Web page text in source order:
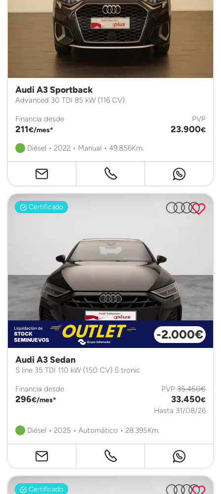
Audi A3 Sportback
Advanced 30 TDI 85 kW (116 CV)
Financia desde
211€/mes*
PVP
23.900€
Diésel • 2022 • Manual • 49.856Km.
Certificado
-2.000€
Audi A3 Sedan
S line 35 TDI 110 kW (150 CV) S tronic
Financia desde
296€/mes*
PVP 35.450€
33.450€
Hasta 31/08/26
Diésel • 2025 • Automático • 28.395Km.
Certificado